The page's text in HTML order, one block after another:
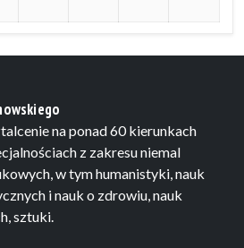
na ponad 60 kierunkach
z zakresu niemal
w tym humanistyki, nauk
i nauk o zdrowiu, nauk
sztuki.